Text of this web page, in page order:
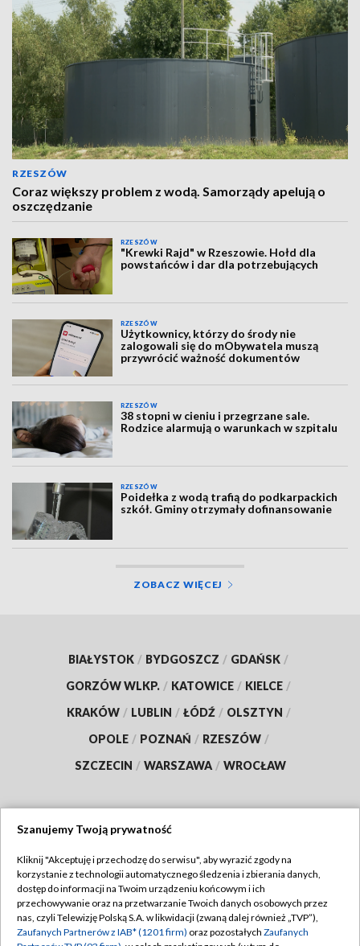
RZESZÓW
Coraz większy problem z wodą. Samorządy apelują o
oszczędzanie
RZESZÓW
"Krewki Rajd" w Rzeszowie. Hołd dla
powstańców i dar dla potrzebujących
RZESZÓW
Użytkownicy, którzy do środy nie
zalogowali się do mObywatela muszą
przywrócić ważność dokumentów
RZESZÓW
38 stopni w cieniu i przegrzane sale.
Rodzice alarmują o warunkach w szpitalu
RZESZÓW
Poidełka z wodą trafią do podkarpackich
szkół. Gminy otrzymały dofinansowanie
ZOBACZ WIĘCEJ
BIAŁYSTOK / BYDGOSZCZ / GDAŃSK /
GORZÓW WLKP. / KATOWICE / KIELCE /
KRAKÓW / LUBLIN / ŁÓDŹ / OLSZTYN /
OPOLE / POZNAŃ / RZESZÓW /
SZCZECIN / WARSZAWA / WROCŁAW
TVP
Abonament TVP
Emisja w TVP
Regulamin TVP
Polityka prywatności
Szanujemy Twoją prywatność
Kliknij "Akceptuję i przechodzę do serwisu", aby wyrazić zgody na
korzystanie z technologii automatycznego śledzenia i zbierania danych,
dostęp do informacji na Twoim urządzeniu końcowym i ich
przechowywanie oraz na przetwarzanie Twoich danych osobowych przez
nas, czyli Telewizję Polską S.A. w likwidacji (zwaną dalej również „TVP”),
Zaufanych Partnerów z IAB* (1201 firm) oraz pozostałych Zaufanych